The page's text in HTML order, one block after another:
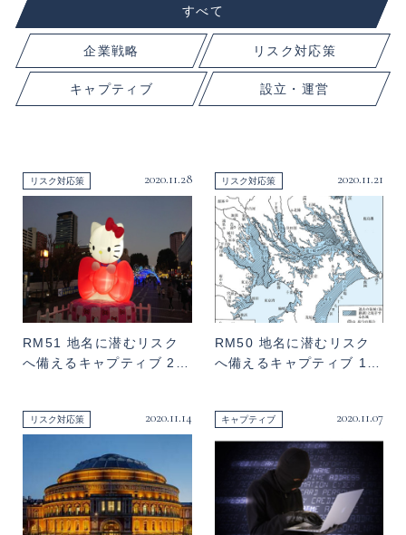
すべて
企業戦略 リスク対応策
キャプティブ 設立・運営
リスク対応策 2020.11.28
RM51 地名に潜むリスク
へ備えるキャプティブ 2…
リスク対応策 2020.11.21
RM50 地名に潜むリスク
へ備えるキャプティブ 1…
リスク対応策 2020.11.14 キャプティブ 2020.11.07